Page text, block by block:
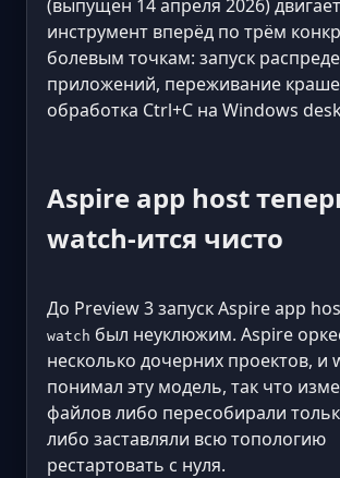
(выпущен 14 апреля 2026) двигает
инструмент вперёд по трём
болевым точкам: запуск
приложений, переживание
обработка Ctrl+C на Windows
Aspire app host
watch-ится чисто
До Preview 3 запуск Aspire app
watch был неуклюжим. Aspire
несколько дочерних проектов, и
понимал эту модель, так что
файлов либо пересобирали
либо заставляли всю топологию
рестартовать с нуля.